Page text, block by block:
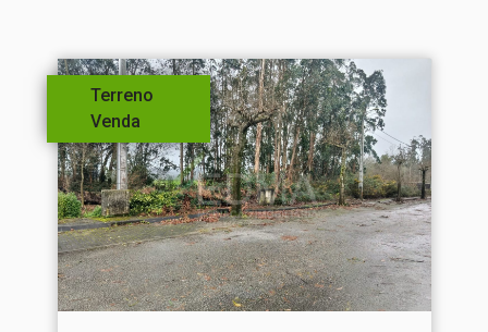
Terreno
Venda